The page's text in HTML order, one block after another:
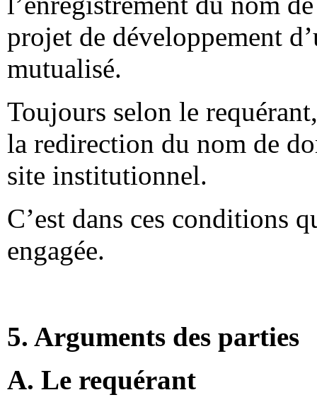
projet de développement
mutualisé.
Toujours selon le
la redirection du nom de
site institutionnel.
C’est dans ces conditions
engagée.
5. Arguments des parties
A. Le requérant